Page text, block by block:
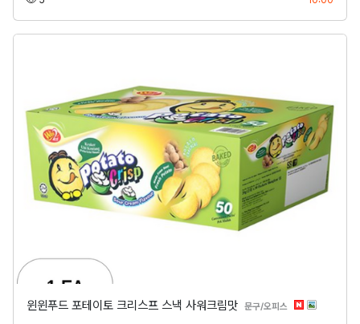
윈윈푸드 포테이토 크리스프 스낵 사워크림맛 문구/오피스 분류